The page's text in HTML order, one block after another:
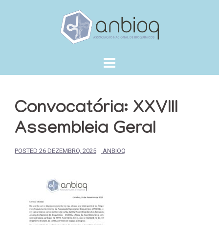
Convocatória: XXVIII
Assembleia Geral
POSTED 26 DEZEMBRO, 2025 ANBIOQ